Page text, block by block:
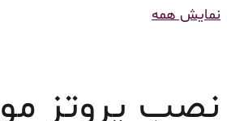
نمایش همه
نصب پروتز